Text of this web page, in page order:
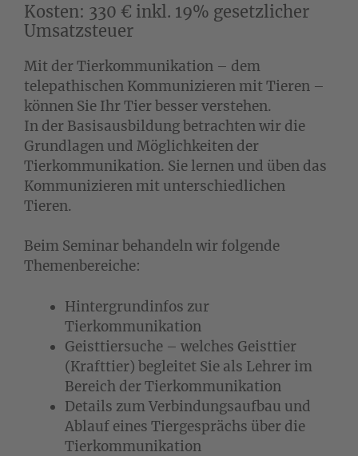
Kosten: 330 € inkl. 19% gesetzlicher
Umsatzsteuer
Mit der Tierkommunikation – dem
telepathischen Kommunizieren mit Tieren –
können Sie Ihr Tier besser verstehen.
In der Basisausbildung betrachten wir die
Grundlagen und Möglichkeiten der
Tierkommunikation. Sie lernen und üben das
Kommunizieren mit unterschiedlichen
Tieren.
Beim Seminar behandeln wir folgende
Themenbereiche:
Hintergrundinfos zur
Tierkommunikation
Geisttiersuche – welches Geisttier
(Krafttier) begleitet Sie als Lehrer im
Bereich der Tierkommunikation
Details zum Verbindungsaufbau und
Ablauf eines Tiergesprächs über die
Tierkommunikation